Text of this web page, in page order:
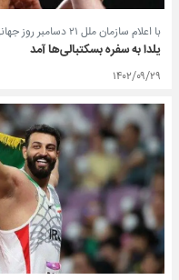
با اعلام سازمان ملل ۲۱ دسامبر روز جهانی بسکتبال شد
یلدا به سفره بسکتبالی‌ها آمد
۱۴۰۲/۰۹/۲۹